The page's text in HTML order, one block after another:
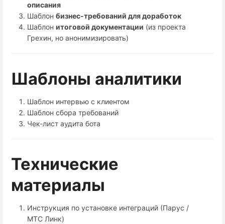
описания
Шаблон бизнес-требований для доработок
Шаблон итоговой документации (из проекта
Грехин, но анонимизировать)
Шаблоны аналитики
Шаблон интервью с клиентом
Шаблон сбора требований
Чек-лист аудита бота
Технические
материалы
Инструкция по установке интеграций (Парус /
МТС Линк)